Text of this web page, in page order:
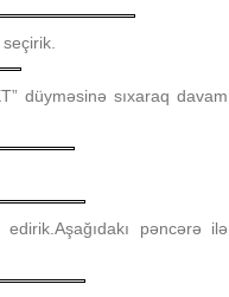
düyməsinə sıxaraq davam
pəncərə ilə